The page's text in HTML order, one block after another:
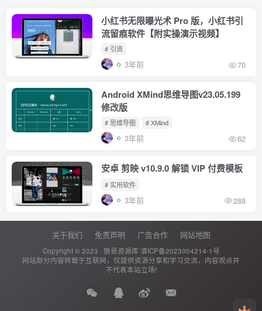
小红书无限曝光术 Pro 版，小红书引
流留痕软件【附实操演示视频】
# 引流
3年前 70
Android XMind思维导图v23.05.199
修改版
# 思维导图 # XMind
3年前 62
安卓 剪映 v10.9.0 解锁 VIP 付费模板
# 实用软件
3年前 288
关于我们 免责声明 广告合作 网站地图
Copyright © 2023 · 狼哥资源库 滇ICP备2023004214-1号
网站部分内容转载于互联网，仅提供资源分享和学习交流，内容观点并
不代表本站立场!